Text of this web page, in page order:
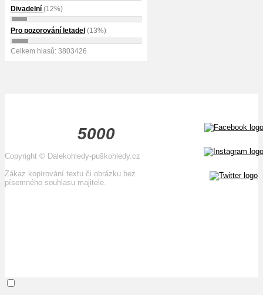
Divadelní (12%)
Pro pozorování letadel (13%)
Celkem hlasů: 3803426
5000
Copyright © Dalekohledy-puškohledy.cz
Zákaz kopírování textu či obrázku bez
písemného souhlasu majitele.